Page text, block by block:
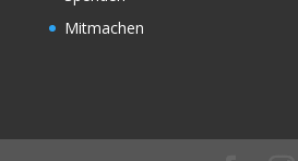
Mitmachen